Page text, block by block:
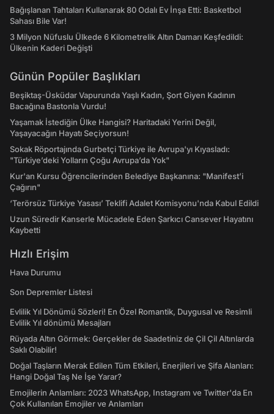
Bağışlanan Tahtaları Kullanarak 80 Odalı Ev İnşa Etti: Basketbol
Sahası Bile Var!
3 Milyon Nüfuslu Ülkede 6 Kilometrelik Altın Damarı Keşfedildi:
Ülkenin Kaderi Değişti
Günün Popüler Başlıkları
Beşiktaş-Üsküdar Vapurunda Yaşlı Kadın, Şort Giyen Kadının
Bacağına Bastonla Vurdu!
Yaşamak İstediğin Ülke Hangisi? Haritadaki Yerini Değil,
Yaşayacağın Hayatı Seçiyorsun!
Sokak Röportajında Gurbetçi Türkiye ile Avrupa'yı Kıyasladı:
"Türkiye’deki Yolların Çoğu Avrupa’da Yok"
Kur'an Kursu Öğrencilerinden Belediye Başkanına: "Manifest’i
Çağırın"
‘Terörsüz Türkiye Yasası’ Teklifi Adalet Komisyonu'nda Kabul Edildi
Uzun Süredir Kanserle Mücadele Eden Şarkıcı Cansever Hayatını
Kaybetti
Hızlı Erişim
Hava Durumu
Son Depremler Listesi
Evlilik Yıl Dönümü Sözleri! En Özel Romantik, Duygusal ve Resimli
Evlilik Yıl dönümü Mesajları
Rüyada Altın Görmek: Gerçekler de Saadetiniz de Çil Çil Altınlarda
Saklı Olabilir!
Doğal Taşların Merak Edilen Tüm Etkileri, Enerjileri ve Şifa Alanları:
Hangi Doğal Taş Ne İşe Yarar?
Emojilerin Anlamları: 2023 WhatsApp, Instagram ve Twitter'da En
Çok Kullanılan Emojiler ve Anlamları